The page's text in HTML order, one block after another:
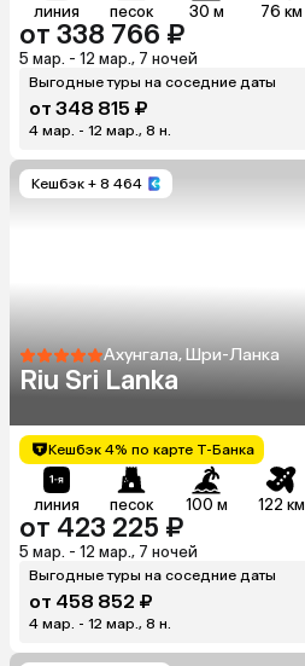
линия песок 30 м 76 км
от 338 766 ₽
5 мар. - 12 мар., 7 ночей
Выгодные туры на соседние даты
от 348 815 ₽
4 мар. - 12 мар., 8 н.
Кешбэк + 8 464
Ахунгала, Шри-Ланка
Riu Sri Lanka
Кешбэк 4% по карте Т-Банка
линия песок 100 м 122 км
от 423 225 ₽
5 мар. - 12 мар., 7 ночей
Выгодные туры на соседние даты
от 458 852 ₽
4 мар. - 12 мар., 8 н.